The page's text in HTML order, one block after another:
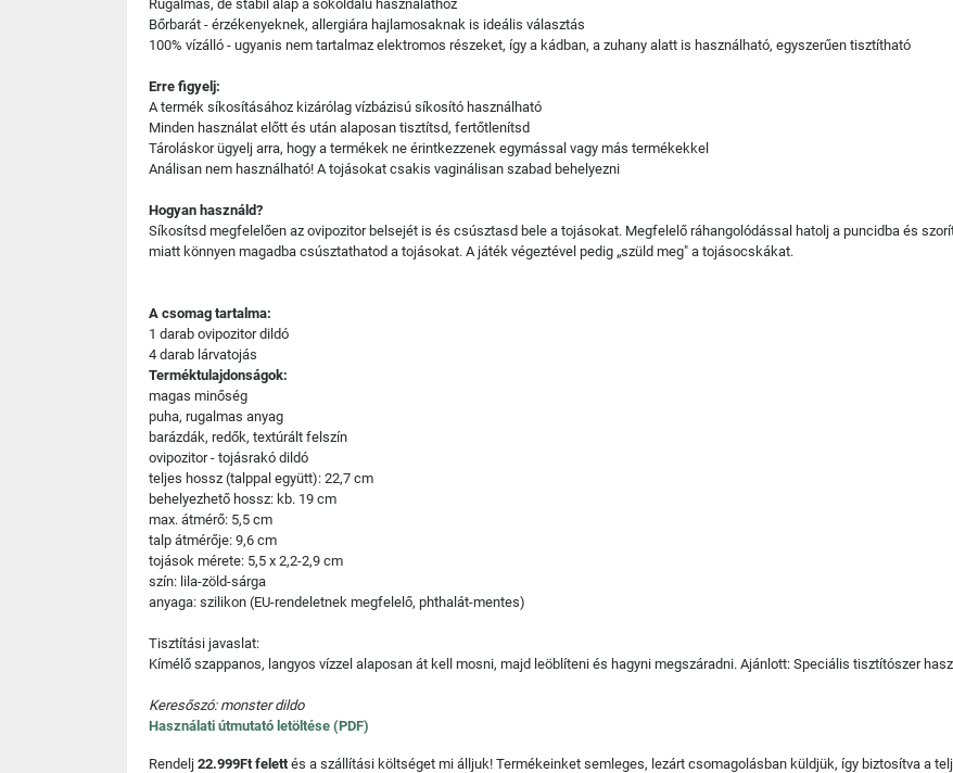
Rugalmas, de stabil alap a sokoldalú használathoz
Bőrbarát - érzékenyeknek, allergiára hajlamosaknak is ideális választás
100% vízálló - ugyanis nem tartalmaz elektromos részeket, így a kádban, a zuhany alatt is használható, egyszerűen tisztítható
Erre figyelj:
A termék síkosításához kizárólag vízbázisú síkosító használható
Minden használat előtt és után alaposan tisztítsd, fertőtlenítsd
Tároláskor ügyelj arra, hogy a termékek ne érintkezzenek egymással vagy más termékekkel
Análisan nem használható! A tojásokat csakis vaginálisan szabad behelyezni
Hogyan használd?
Síkosítsd megfelelően az ovipozitor belsejét is és csúsztasd bele a tojásokat. Megfelelő ráhangolódással hatolj a puncidba és
miatt könnyen magadba csúsztathatod a tojásokat. A játék végeztével pedig „szüld meg" a tojásocskákat.
A csomag tartalma:
1 darab ovipozitor dildó
4 darab lárvatojás
Terméktulajdonságok:
magas minőség
puha, rugalmas anyag
barázdák, redők, textúrált felszín
ovipozitor - tojásrakó dildó
teljes hossz (talppal együtt): 22,7 cm
behelyezhető hossz: kb. 19 cm
max. átmérő: 5,5 cm
talp átmérője: 9,6 cm
tojások mérete: 5,5 x 2,2-2,9 cm
szín: lila-zöld-sárga
anyaga: szilikon (EU-rendeletnek megfelelő, phthalát-mentes)
Tisztítási javaslat:
Kímélő szappanos, langyos vízzel alaposan át kell mosni, majd leöblíteni és hagyni megszáradni. Ajánlott: Speciális tisztítószer
Keresőszó: monster dildo
Használati útmutató letöltése (PDF)
Rendelj 22.999Ft felettés a szállítási költséget mi álljuk! Termékeinket semleges, lezárt csomagolásban küldjük, így biztosítva a